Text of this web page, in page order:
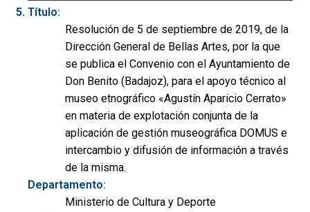
Título:
Resolución de 5 de septiembre de 2019, de la
Dirección General de Bellas Artes, por la que
se publica el Convenio con el Ayuntamiento de
Don Benito (Badajoz), para el apoyo técnico al
museo etnográfico «Agustín Aparicio Cerrato»
en materia de explotación conjunta de la
aplicación de gestión museográfica DOMUS e
intercambio y difusión de información a través
de la misma.
Departamento:
Ministerio de Cultura y Deporte